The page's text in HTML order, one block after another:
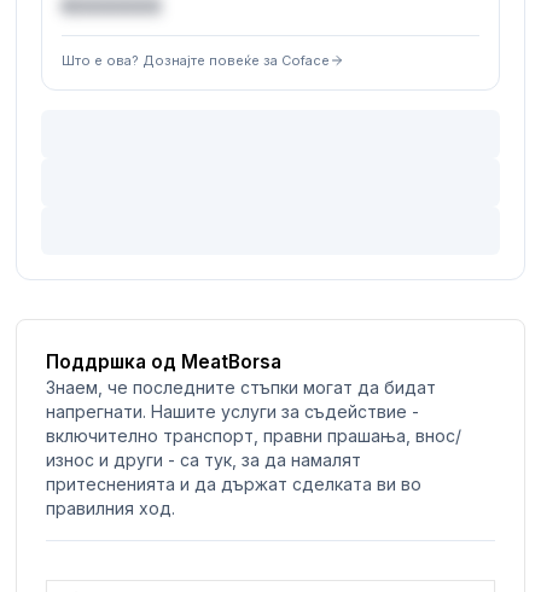
Што е ова? Дознајте повеќе за Coface
Поддршка од MeatBorsa
Знаем, че последните стъпки могат да бидат
напрегнати. Нашите услуги за съдействие -
включително транспорт, правни прашања, внос/
износ и други - са тук, за да намалят
притесненията и да държат сделката ви во
правилния ход.